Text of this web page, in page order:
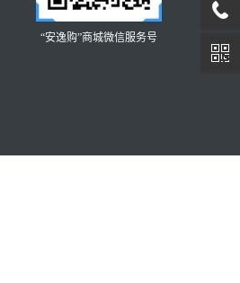
“安逸购”商城微信服务号